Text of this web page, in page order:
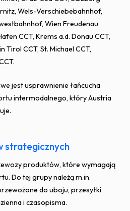
Wels-Verschiebebahnhof,
Wien Freudenau
CCT, Krems a.d. Donau CCT,
Tirol CCT, St. Michael CCT,
jest usprawnienie łańcucha
intermodalnego, który Austria
strategicznych
produktów, które wymagają
Do tej grupy należą m.in.
do uboju, przesyłki
i czasopisma.